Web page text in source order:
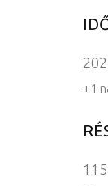
+1